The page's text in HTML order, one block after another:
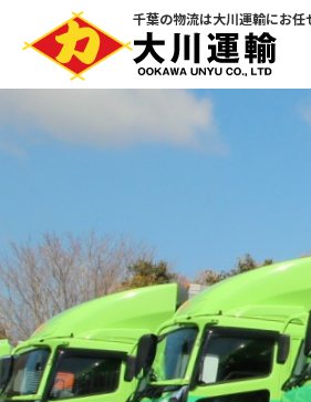
千葉の物流は大川運輸にお任